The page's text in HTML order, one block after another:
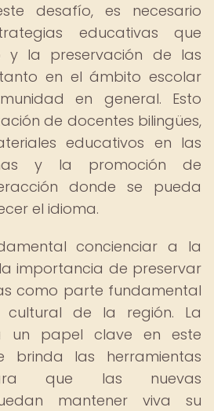
desafío, es necesario
educativas que
y la preservación de las
en el ámbito escolar
en general. Esto
de docentes bilingües,
educativos en las
y la promoción de
donde se pueda
el idioma.
concienciar a la
importancia de preservar
como parte fundamental
de la región. La
un papel clave en este
brinda las herramientas
que las nuevas
mantener viva su